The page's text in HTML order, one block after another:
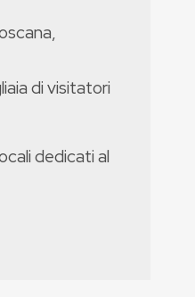
di visitatori
dedicati al